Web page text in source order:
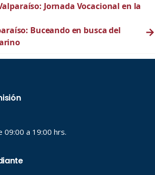
Jornada Vocacional en la
Buceando en busca del
→